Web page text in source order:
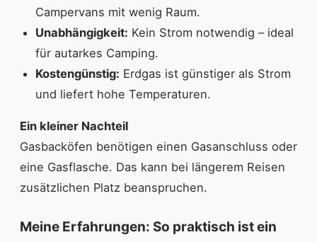
Campervans mit wenig Raum.
Unabhängigkeit: Kein Strom notwendig – ideal
für autarkes Camping.
Kostengünstig: Erdgas ist günstiger als Strom
und liefert hohe Temperaturen.
Ein kleiner Nachteil
Gasbacköfen benötigen einen Gasanschluss oder
eine Gasflasche. Das kann bei längerem Reisen
zusätzlichen Platz beanspruchen.
Meine Erfahrungen: So praktisch ist ein